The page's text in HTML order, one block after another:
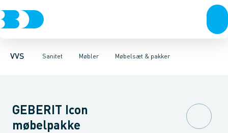
VVS Sanitet
Rør & fittingsPressfittings & rørKuglehaner & ventiler
Møbler
Toiletter, sæder og cisterner VaskeArmaturer
Møbelsæt & pakker
Møbelsæt & pakkerUnderskabeHøjskabeOverskabe
GEBERIT Icon
møbelpakke